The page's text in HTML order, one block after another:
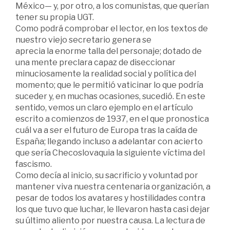
México— y, por otro, a los comunistas, que querían
tener su propia UGT.
Como podrá comprobar el lector, en los textos de
nuestro viejo secretario genera se
aprecia la enorme talla del personaje; dotado de
una mente preclara capaz de diseccionar
minuciosamente la realidad social y política del
momento; que le permitió vaticinar lo que podría
suceder y, en muchas ocasiones, sucedió. En este
sentido, vemos un claro ejemplo en el artículo
escrito a comienzos de 1937, en el que pronostica
cuál va a ser el futuro de Europa tras la caída de
España; llegando incluso a adelantar con acierto
que sería Checoslovaquia la siguiente víctima del
fascismo.
Como decía al inicio, su sacrificio y voluntad por
mantener viva nuestra centenaria organización, a
pesar de todos los avatares y hostilidades contra
los que tuvo que luchar, le llevaron hasta casi dejar
su último aliento por nuestra causa. La lectura de